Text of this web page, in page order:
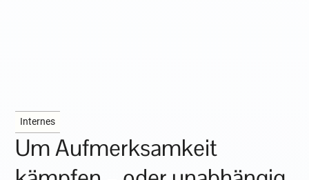
Internes
Um Aufmerksamkeit